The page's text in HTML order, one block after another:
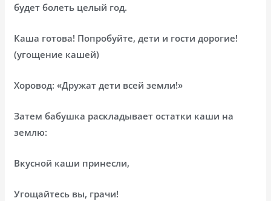
будет болеть целый год.
Каша готова! Попробуйте, дети и гости дорогие!
(угощение кашей)
Хоровод: «Дружат дети всей земли!»
Затем бабушка раскладывает остатки каши на
землю:
Вкусной каши принесли,
Угощайтесь вы, грачи!